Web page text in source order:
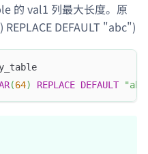
的 val1 列最大长度。原
DEFAULT "abc")
(64) REPLACE DEFAULT